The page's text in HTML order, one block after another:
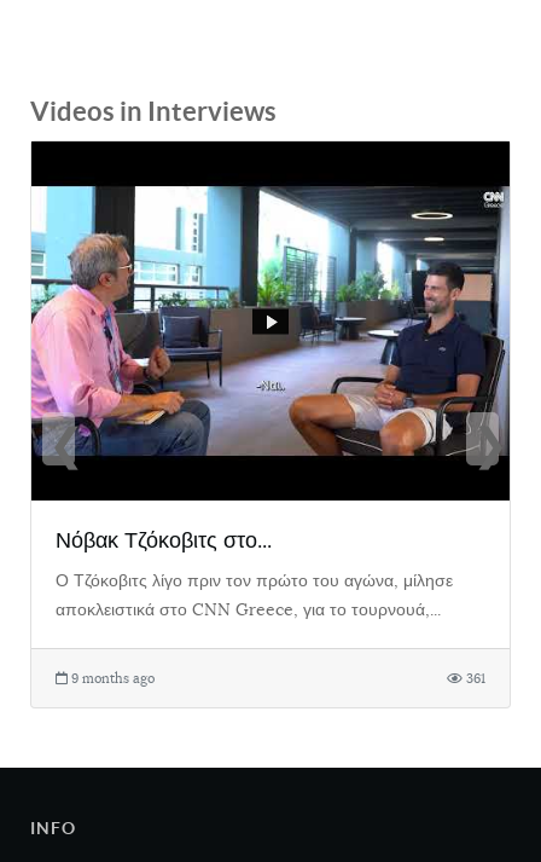
Videos in Interviews
Νόβακ Τζόκοβιτς στο...
Ο Τζόκοβιτς λίγο πριν τον πρώτο του αγώνα, μίλησε
αποκλειστικά στο CNN Greece, για το τουρνουά,...
9 months ago 361
❮ ❯
INFO